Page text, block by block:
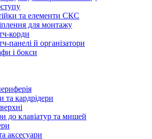
та елементи СКС
для монтажу
корди
панелі й організатори
і бокси
та кардрідери
до клавіатур та мишей
аксесуари